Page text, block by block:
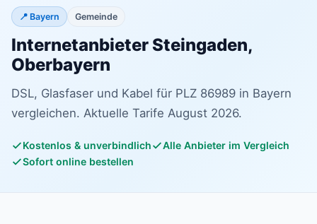
📍 Bayern Gemeinde
Internetanbieter Steingaden,
Oberbayern
DSL, Glasfaser und Kabel für PLZ 86989 in Bayern
vergleichen. Aktuelle Tarife August 2026.
Kostenlos & unverbindlich
Alle Anbieter im Vergleich
Sofort online bestellen